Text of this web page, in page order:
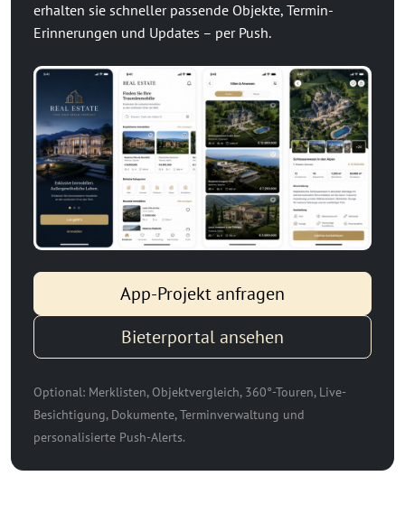
erhalten sie schneller passende Objekte, Termin-
Erinnerungen und Updates – per Push.
App-Projekt anfragen
Bieterportal ansehen
Optional: Merklisten, Objektvergleich, 360°-Touren, Live-
Besichtigung, Dokumente, Terminverwaltung und
personalisierte Push-Alerts.